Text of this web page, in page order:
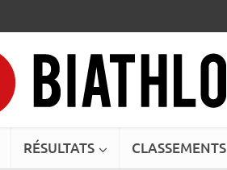
RÉSULTATS CLASSEMENTS